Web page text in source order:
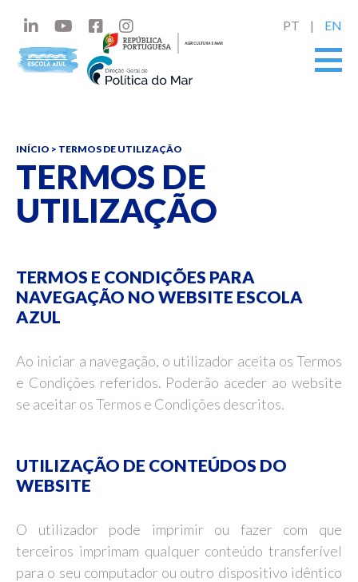
PT EN
INÍCIO > TERMOS DE UTILIZAÇÃO
TERMOS DE
UTILIZAÇÃO
TERMOS E CONDIÇÕES PARA
NAVEGAÇÃO NO WEBSITE ESCOLA
AZUL
Ao iniciar a navegação, o utilizador aceita os Termos
e Condições referidos. Poderão aceder ao website
se aceitar os Termos e Condições descritos.
UTILIZAÇÃO DE CONTEÚDOS DO
WEBSITE
O utilizador pode imprimir ou fazer com que
terceiros imprimam qualquer conteúdo transferível
para o seu computador ou outro dispositivo idêntico